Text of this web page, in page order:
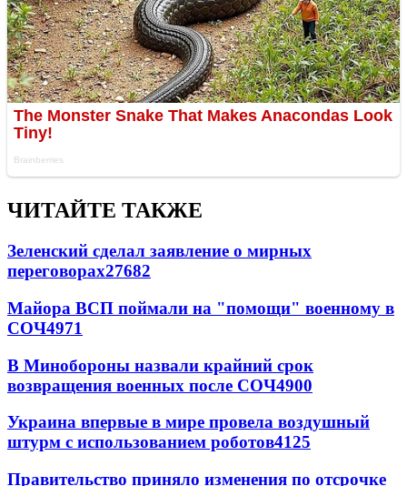
ЧИТАЙТЕ ТАКЖЕ
Зеленский сделал заявление о мирных
переговорах27682
Майора ВСП поймали на "помощи" военному в
СОЧ4971
В Минобороны назвали крайний срок
возвращения военных после СОЧ4900
Украина впервые в мире провела воздушный
штурм с использованием роботов4125
Правительство приняло изменения по отсрочке